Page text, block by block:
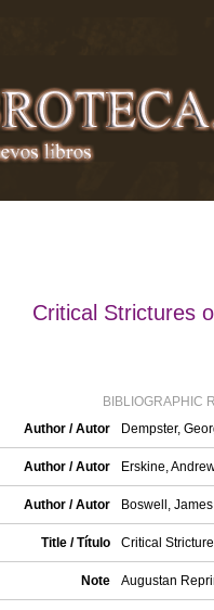
Critical Strictures
BIBLIOGRAPHIC
Author / Autor
Dempster,
Author / Autor Erskine,
Author / Autor Boswell,
Title / Título Critical
Note Augustan